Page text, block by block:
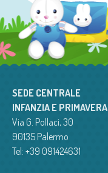
SEDE CENTRALE
INFANZIA E PRIMAVERA
Via G. Pollaci, 30
90135 Palermo
Tel: +39 091424631